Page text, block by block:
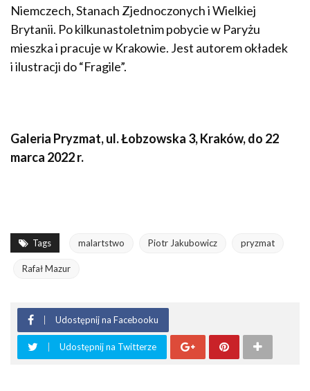
Niemczech, Stanach Zjednoczonych i Wielkiej
Brytanii. Po kilkunastoletnim pobycie w Paryżu
mieszka i pracuje w Krakowie. Jest autorem okładek
i ilustracji do “Fragile”.
Galeria Pryzmat, ul. Łobzowska 3, Kraków, do 22
marca 2022 r.
Tags malartstwo Piotr Jakubowicz pryzmat
Rafał Mazur
Udostępnij na Facebooku
Udostępnij na Twitterze